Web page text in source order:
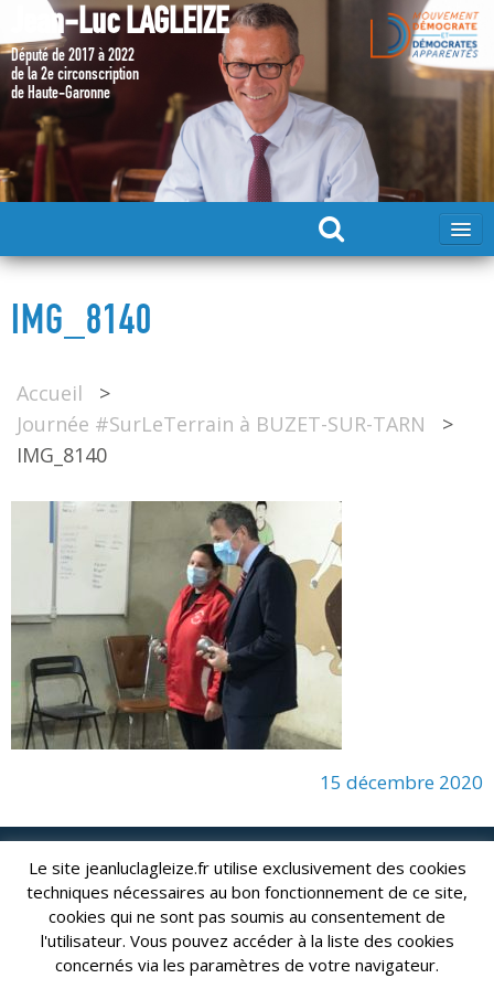
Jean-Luc LAGLEIZE
Député de 2017 à 2022
de la 2e circonscription
de Haute-Garonne
MA CANDIDATURE 2024
DÉPUTÉ 2017 – 2022
IMG_8140
Accueil
>
Journée #SurLeTerrain à BUZET-SUR-TARN
>
IMG_8140
15 décembre 2020
Jean-Luc LAGLEIZE - e-mail : lagleize2024@gmail.com
Mentions Légales- Copyright © 2024. Tous droits réservés.
Le site jeanluclagleize.fr utilise exclusivement des cookies
techniques nécessaires au bon fonctionnement de ce site,
cookies qui ne sont pas soumis au consentement de
l'utilisateur. Vous pouvez accéder à la liste des cookies
concernés via les paramètres de votre navigateur.